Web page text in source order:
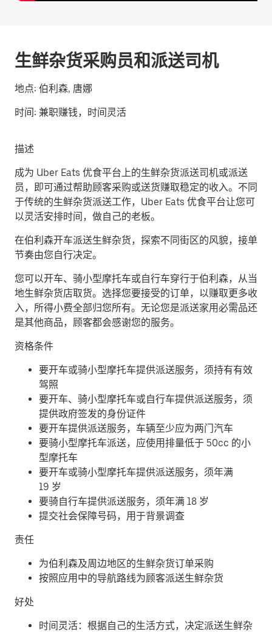
生鲜杂货采购员和派送司机
地点: 伯利森, 唐娜
时间: 兼职赚钱，时间灵活
描述
成为 Uber Eats 优食平台上的生鲜杂货派送司机或派送
员，即可通过帮助顾客采购或送货赚取稳定的收入。不同
于传统的生鲜杂货派送工作，Uber Eats 优食平台让您可
以灵活安排时间，做自己的老板。
在伯利森开车派送生鲜杂货，探索不同街区的风貌，接单
节奏由您自行决定。
您可以开车、骑小型摩托车或自行车穿行于伯利森，从当
地生鲜杂货店取货。选择您要接受的订单，以赚取更多收
入，所得小费全部归您所有。无论您是派送家用必需品还
是其他商品，顾客都会感谢您的服务。
资格条件
要开车或骑小型摩托车提供派送服务，须持有有效
驾照
要开车、骑小型摩托车或自行车提供派送服务，须
提供政府签发的身份证件
要开车提供派送服务，车辆至少应为两门汽车
要骑小型摩托车派送，应使用排量低于 50cc 的小
型摩托车
要开车或骑小型摩托车提供派送服务，须年满
19 岁
要骑自行车提供派送服务，须年满 18 岁
提交社会保障号码，用于背景调查
责任
为伯利森及周边地区的生鲜杂货订单采购
按照应用中的导航路线为顾客派送生鲜杂货
好处
时间灵活：根据自己的生活方式，决定派送生鲜杂